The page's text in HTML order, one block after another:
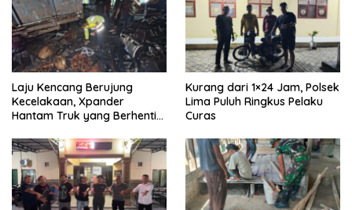
Laju Kencang Berujung
Kecelakaan, Xpander
Hantam Truk yang Berhenti
Kurang dari 1×24 Jam, Polsek
Lima Puluh Ringkus Pelaku
Curas